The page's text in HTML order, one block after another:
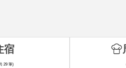
宿
29 筆)